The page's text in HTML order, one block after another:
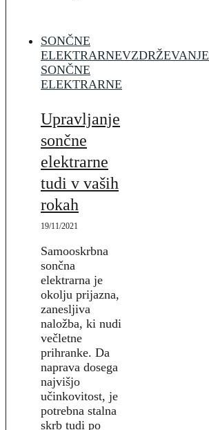
SONČNE
ELEKTRARNEVZDRŽEVANJE
SONČNE
ELEKTRARNE
Upravljanje
sončne
elektrarne
tudi v vaših
rokah
19/11/2021
Samooskrbna
sončna
elektrarna je
okolju prijazna,
zanesljiva
naložba, ki nudi
večletne
prihranke. Da
naprava dosega
najvišjo
učinkovitost, je
potrebna stalna
skrb tudi po